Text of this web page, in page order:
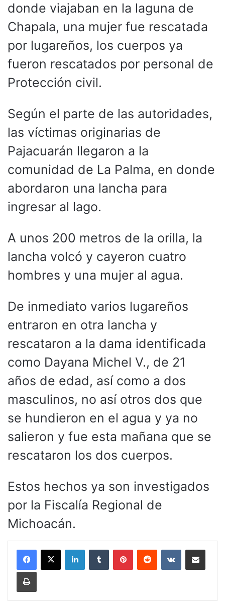
donde viajaban en la laguna de
Chapala, una mujer fue rescatada
por lugareños, los cuerpos ya
fueron rescatados por personal de
Protección civil.
Según el parte de las autoridades,
las víctimas originarias de
Pajacuarán llegaron a la
comunidad de La Palma, en donde
abordaron una lancha para
ingresar al lago.
A unos 200 metros de la orilla, la
lancha volcó y cayeron cuatro
hombres y una mujer al agua.
De inmediato varios lugareños
entraron en otra lancha y
rescataron a la dama identificada
como Dayana Michel V., de 21
años de edad, así como a dos
masculinos, no así otros dos que
se hundieron en el agua y ya no
salieron y fue esta mañana que se
rescataron los dos cuerpos.
Estos hechos ya son investigados
por la Fiscalía Regional de
Michoacán.
LinkedInTumblr PinterestReddit VKontakteCompartir por
Imprimir